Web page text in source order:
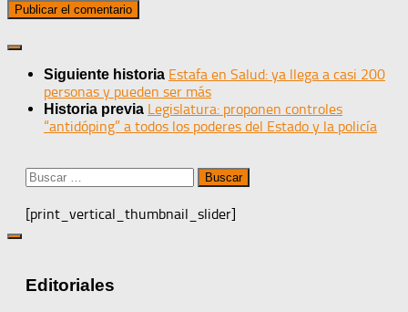
Siguiente historia Estafa en Salud: ya llega a casi 200
personas y pueden ser más
Historia previa Legislatura: proponen controles
“antidóping” a todos los poderes del Estado y la policía
Buscar:
[print_vertical_thumbnail_slider]
Editoriales